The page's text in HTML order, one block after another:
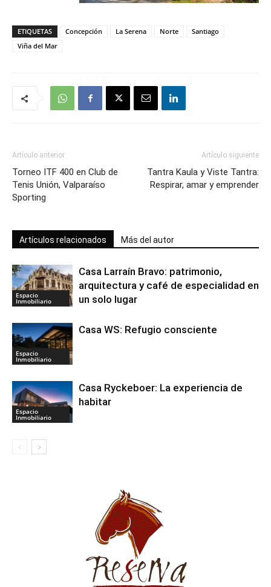
ETIQUETAS Concepción La Serena Norte
Santiago
Viña del Mar
Artículo anterior
Torneo ITF 400 en Club de
Tenis Unión, Valparaíso
Sporting
Artículo siguiente
Tantra Kaula y Viste Tantra:
Respirar, amar y emprender
Artículos relacionados Más del autor
Espacio
Inmobiliario
Casa Larraín Bravo: patrimonio,
arquitectura y café de especialidad en
un solo lugar
Espacio
Inmobiliario
Casa WS: Refugio consciente
Espacio
Inmobiliario
Casa Ryckeboer: La experiencia de
habitar